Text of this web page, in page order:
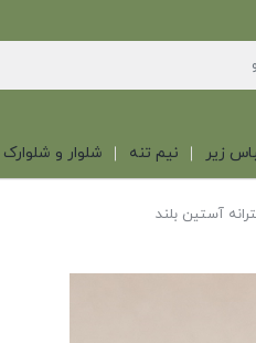
زیر نیم تنه شلوار و شلوارک
آستین بلند